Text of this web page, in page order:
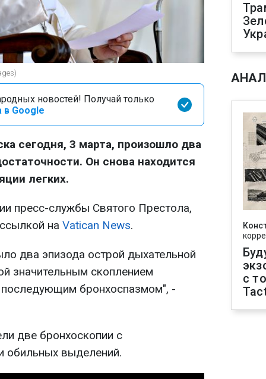
новостей! Получай только
в Google
сегодня, 3 марта, произошло два
Он снова находится
легких.
пресс-службы Святого Престола,
на Vatican News.
два эпизода острой дыхательной
значительным скоплением
бронхоспазмом", -
две бронхоскопии с
обильных выделений.
с